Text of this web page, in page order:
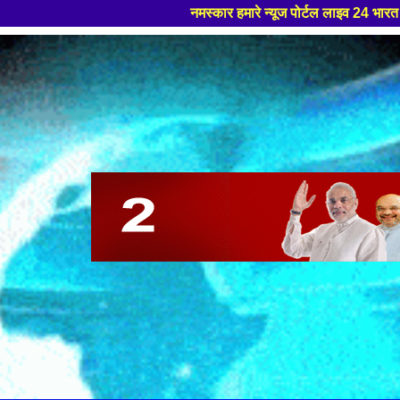
नमस्कार हमारे न्यूज पोर्टल लाइव 24 भारत मे आपका स्वागत हैं ,यहाँ